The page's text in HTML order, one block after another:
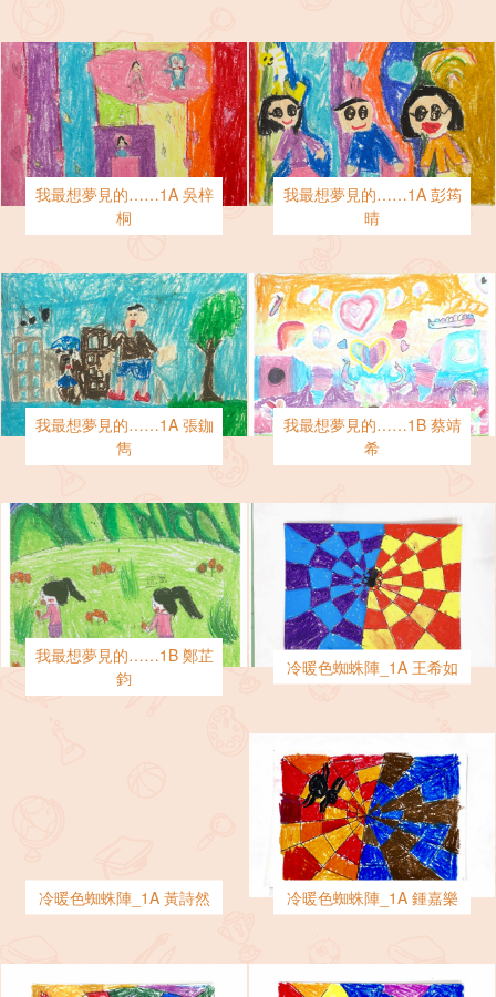
我最想夢見的……1A 吳梓
桐
我最想夢見的……1A 彭筠
晴
我最想夢見的……1A 張鉫
雋
我最想夢見的……1B 蔡靖
希
我最想夢見的……1B 鄭芷
鈞
冷暖色蜘蛛陣_1A 王希如
冷暖色蜘蛛陣_1A 黃詩然 冷暖色蜘蛛陣_1A 鍾嘉樂